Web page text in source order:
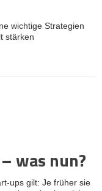
wichtige Strategien
stärken
was nun?
ups gilt: Je früher sie